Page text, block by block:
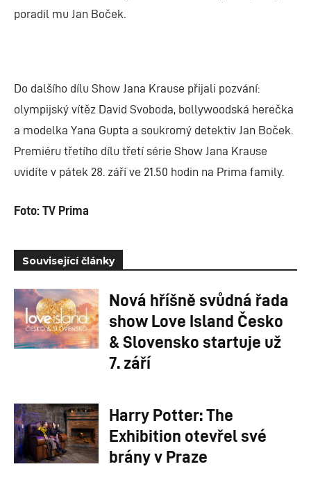
poradil mu Jan Boček.
Do dalšího dílu Show Jana Krause přijali pozvání:
olympijský vítěz David Svoboda, bollywoodská herečka
a modelka Yana Gupta a soukromý detektiv Jan Boček.
Premiéru třetího dílu třetí série Show Jana Krause
uvidíte v pátek 28. září ve 21.50 hodin na Prima family.
Foto: TV Prima
Související články
Nová hříšně svůdná řada
show Love Island Česko
& Slovensko startuje už
7. září
Harry Potter: The
Exhibition otevřel své
brány v Praze